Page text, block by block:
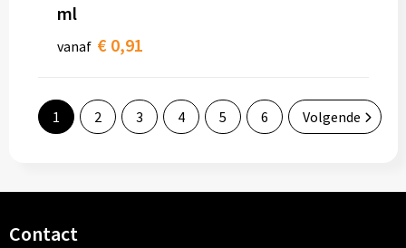
ml
vanaf € 0,91
1 2 3 4 5 6 Volgende
Contact